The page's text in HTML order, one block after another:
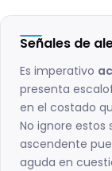
Señales de
Es imperativo
presenta
en el costado
No ignore
ascendente
aguda en